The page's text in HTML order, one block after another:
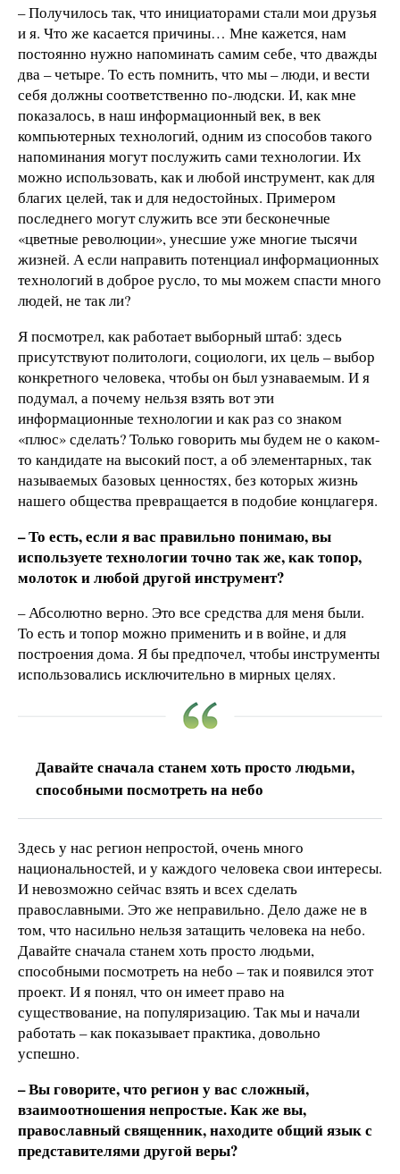
– Получилось так, что инициаторами стали мои друзья
и я. Что же касается причины… Мне кажется, нам
постоянно нужно напоминать самим себе, что дважды
два – четыре. То есть помнить, что мы – люди, и вести
себя должны соответственно по-людски. И, как мне
показалось, в наш информационный век, в век
компьютерных технологий, одним из способов такого
напоминания могут послужить сами технологии. Их
можно использовать, как и любой инструмент, как для
благих целей, так и для недостойных. Примером
последнего могут служить все эти бесконечные
«цветные революции», унесшие уже многие тысячи
жизней. А если направить потенциал информационных
технологий в доброе русло, то мы можем спасти много
людей, не так ли?
Я посмотрел, как работает выборный штаб: здесь
присутствуют политологи, социологи, их цель – выбор
конкретного человека, чтобы он был узнаваемым. И я
подумал, а почему нельзя взять вот эти
информационные технологии и как раз со знаком
«плюс» сделать? Только говорить мы будем не о каком-
то кандидате на высокий пост, а об элементарных, так
называемых базовых ценностях, без которых жизнь
нашего общества превращается в подобие концлагеря.
– То есть, если я вас правильно понимаю, вы
используете технологии точно так же, как топор,
молоток и любой другой инструмент?
– Абсолютно верно. Это все средства для меня были.
То есть и топор можно применить и в войне, и для
построения дома. Я бы предпочел, чтобы инструменты
использовались исключительно в мирных целях.
Давайте сначала станем хоть просто людьми,
способными посмотреть на небо
Здесь у нас регион непростой, очень много
национальностей, и у каждого человека свои интересы.
И невозможно сейчас взять и всех сделать
православными. Это же неправильно. Дело даже не в
том, что насильно нельзя затащить человека на небо.
Давайте сначала станем хоть просто людьми,
способными посмотреть на небо – так и появился этот
проект. И я понял, что он имеет право на
существование, на популяризацию. Так мы и начали
работать – как показывает практика, довольно
успешно.
– Вы говорите, что регион у вас сложный,
взаимоотношения непростые. Как же вы,
православный священник, находите общий язык с
представителями другой веры?